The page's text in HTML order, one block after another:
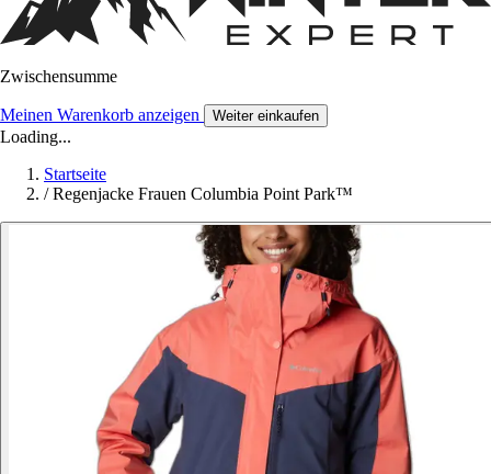
Zwischensumme
Meinen Warenkorb anzeigen Weiter einkaufen
Loading...
Startseite
/ Regenjacke Frauen Columbia Point Park™